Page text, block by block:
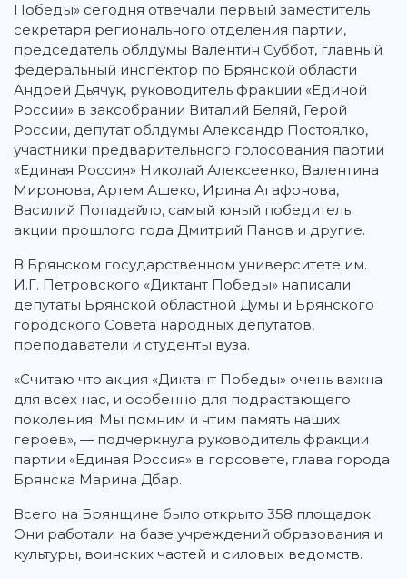
Победы» сегодня отвечали первый заместитель
секретаря регионального отделения партии,
председатель облдумы Валентин Суббот, главный
федеральный инспектор по Брянской области
Андрей Дьячук, руководитель фракции «Единой
России» в заксобрании Виталий Беляй, Герой
России, депутат облдумы Александр Постоялко,
участники предварительного голосования партии
«Единая Россия» Николай Алексеенко, Валентина
Миронова, Артем Ашеко, Ирина Агафонова,
Василий Попадайло, самый юный победитель
акции прошлого года Дмитрий Панов и другие.
В Брянском государственном университете им.
И.Г. Петровского «Диктант Победы» написали
депутаты Брянской областной Думы и Брянского
городского Совета народных депутатов,
преподаватели и студенты вуза.
«Считаю что акция «Диктант Победы» очень важна
для всех нас, и особенно для подрастающего
поколения. Мы помним и чтим память наших
героев», — подчеркнула руководитель фракции
партии «Единая Россия» в горсовете, глава города
Брянска Марина Дбар.
Всего на Брянщине было открыто 358 площадок.
Они работали на базе учреждений образования и
культуры, воинских частей и силовых ведомств.